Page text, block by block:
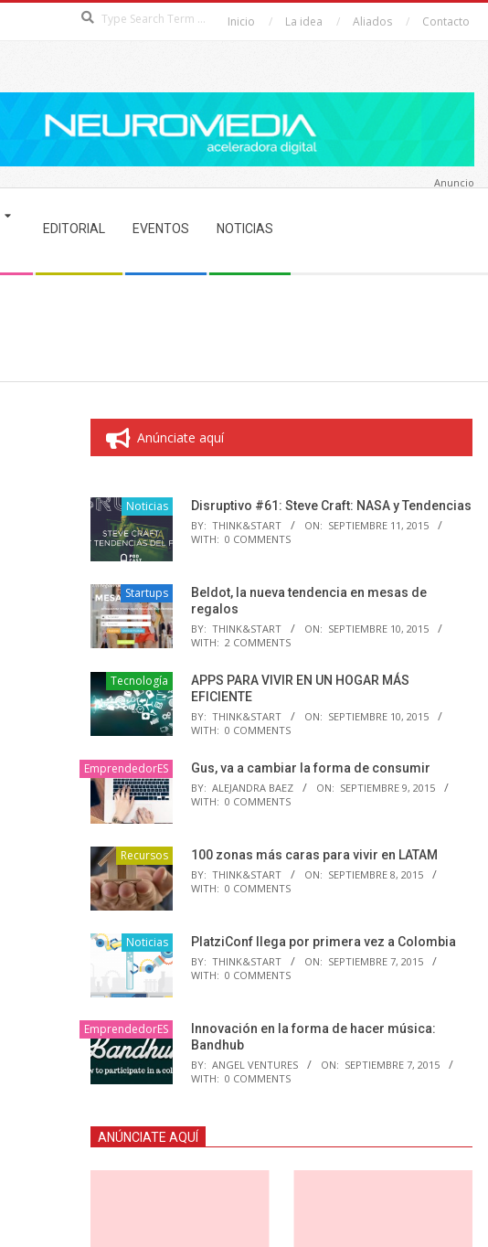
Inicio La idea Aliados Contacto
EDITORIAL EVENTOS NOTICIAS
Anuncio
Anúnciate aquí
Noticias Disruptivo #61: Steve Craft: NASA y Tendencias
BY: THINK&START ON: SEPTIEMBRE 11, 2015
WITH: 0 COMMENTS
Startups
Beldot, la nueva tendencia en mesas de
regalos
BY: THINK&START ON: SEPTIEMBRE 10, 2015
WITH: 2 COMMENTS
Tecnología
APPS PARA VIVIR EN UN HOGAR MÁS
EFICIENTE
BY: THINK&START ON: SEPTIEMBRE 10, 2015
WITH: 0 COMMENTS
EmprendedorES Gus, va a cambiar la forma de consumir
BY: ALEJANDRA BAEZ ON: SEPTIEMBRE 9, 2015
WITH: 0 COMMENTS
Recursos 100 zonas más caras para vivir en LATAM
BY: THINK&START ON: SEPTIEMBRE 8, 2015
WITH: 0 COMMENTS
Noticias PlatziConf llega por primera vez a Colombia
BY: THINK&START ON: SEPTIEMBRE 7, 2015
WITH: 0 COMMENTS
EmprendedorES
Innovación en la forma de hacer música:
Bandhub
BY: ANGEL VENTURES ON: SEPTIEMBRE 7, 2015
WITH: 0 COMMENTS
ANÚNCIATE AQUÍ